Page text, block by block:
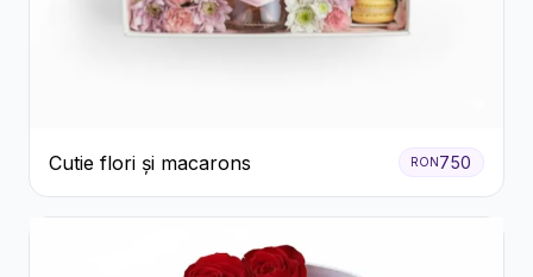
Cutie flori și macarons RON 750